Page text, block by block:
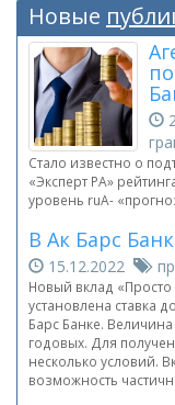
Новые
Стало известно о
«Эксперт РА»
уровень ruА-
В Ак Барс
15.12.2022
Новый вклад
установлена ставка
Барс Банке.
годовых. Для
несколько условий.
возможность